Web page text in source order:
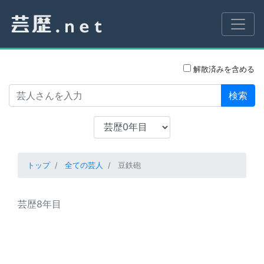
解散済みを含める
検索
トップ 全ての芸人 豆鉄砲
芸歴8年目